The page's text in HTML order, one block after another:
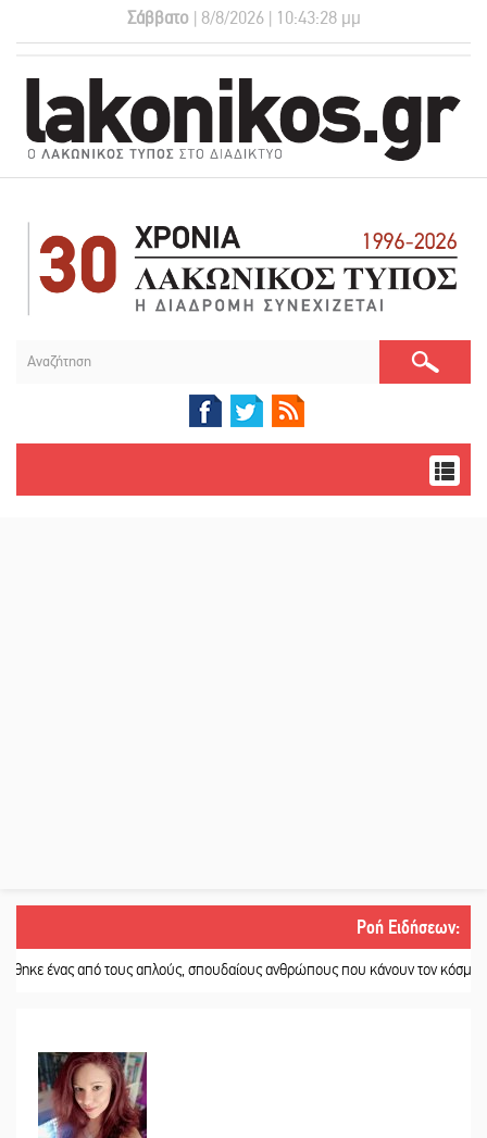
Σάββατο| 8/8/2026 | 10:43:29 μμ
Ροή Ειδήσεων:
τους απλούς, σπουδαίους ανθρώπους που κάνουν τον κόσμο λίγο πιο